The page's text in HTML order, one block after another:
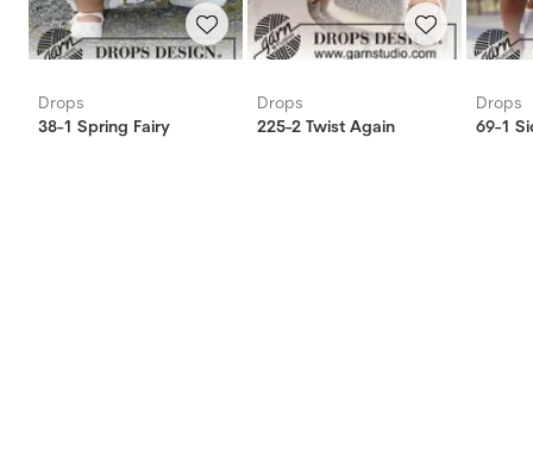
Drops
38-1 Spring Fairy
Drops
225-2 Twist Again
Drops
69-1